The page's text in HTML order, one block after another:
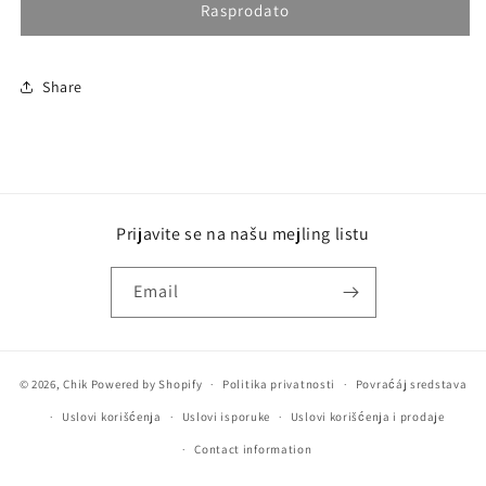
KLEIN
HER
CALVIN
KLEIN
Rasprodato
Share
Prijavite se na našu mejling listu
Email
© 2026,Chik Powered by Shopify Politika privatnosti Povraćáj sredstava
Uslovi korišćenja Uslovi isporuke Uslovi korišćenja i prodaje
Contact information